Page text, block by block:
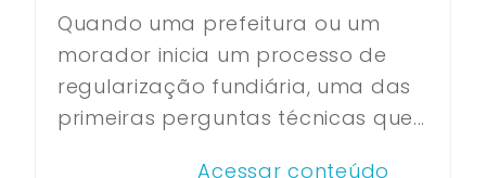
Quando uma prefeitura ou um
morador inicia um processo de
regularização fundiária, uma das
primeiras perguntas técnicas que...
Acessar conteúdo